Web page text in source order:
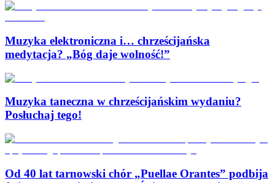
Muzyka elektroniczna i… chrześcijańska
medytacja? „Bóg daje wolność!”
Muzyka taneczna w chrześcijańskim wydaniu?
Posłuchaj tego!
Od 40 lat tarnowski chór „Puellae Orantes” podbija